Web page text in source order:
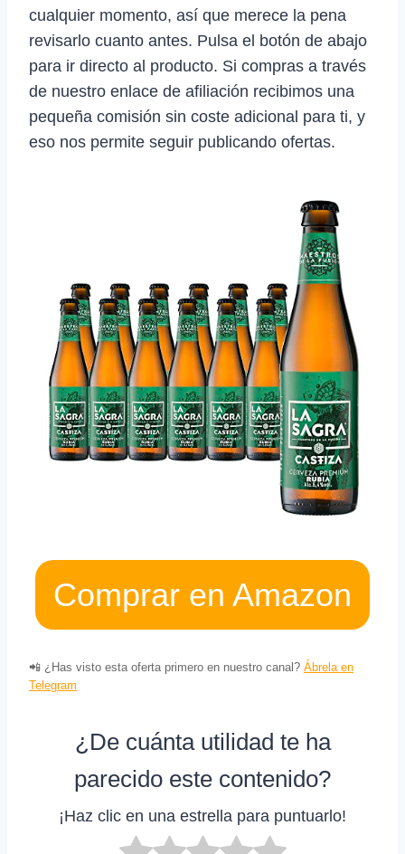
cualquier momento, así que merece la pena
revisarlo cuanto antes. Pulsa el botón de abajo
para ir directo al producto. Si compras a través
de nuestro enlace de afiliación recibimos una
pequeña comisión sin coste adicional para ti, y
eso nos permite seguir publicando ofertas.
Comprar en Amazon
📲 ¿Has visto esta oferta primero en nuestro canal? Ábrela en
Telegram
¿De cuánta utilidad te ha
parecido este contenido?
¡Haz clic en una estrella para puntuarlo!